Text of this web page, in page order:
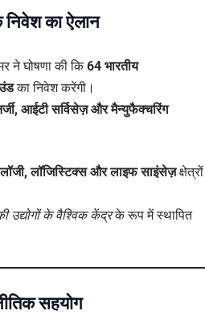
का ऐलान
ने घोषणा की कि64 भारतीय
का निवेश करेंगी।
आईटी सर्विसेज़ और मैन्युफैक्चरिंग
लॉजिस्टिक्स और लाइफ साइंसेज़क्षेत्रों
उद्योगों के वैश्विक केंद्रके रूप में स्थापित
सहयोग